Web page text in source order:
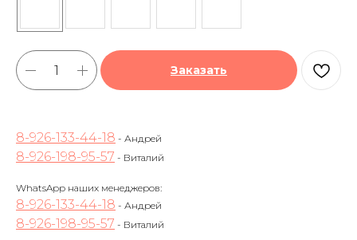
Заказать
8-926-133-44-18 - Андрей
8-926-198-95-57 - Виталий
WhatsApp наших менеджеров:
8-926-133-44-18 - Андрей
8-926-198-95-57 - Виталий